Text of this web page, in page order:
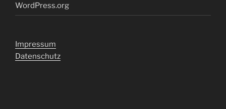
WordPress.org
Impressum
Datenschutz